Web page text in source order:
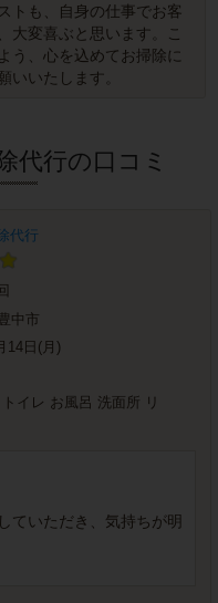
トも、自身の仕事でお客
大変喜ぶと思います。こ
う、心を込めてお掃除に
いいたします。
代行の口コミ
代行
中市
14日(月)
イレ お風呂 洗面所 リ
ていただき、気持ちが明